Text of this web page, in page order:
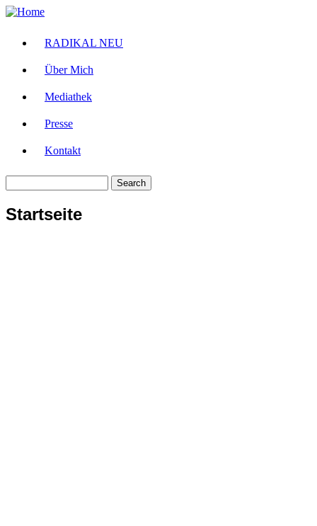
Skip
navigation
RADIKAL NEU
Über Mich
Mediathek
Presse
Kontakt
Startseite